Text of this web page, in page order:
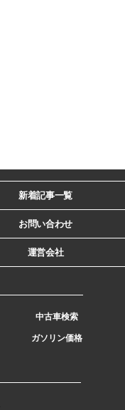
新着記事一覧
お問い合わせ
運営会社
中古車検索
ガソリン価格